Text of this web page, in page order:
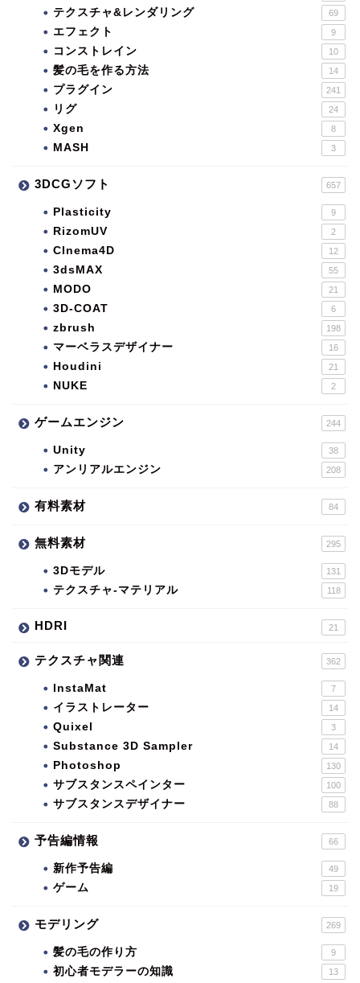
テクスチャ&レンダリング 69
エフェクト 9
コンストレイン 10
髪の毛を作る方法 14
プラグイン 241
リグ 24
Xgen 8
MASH 3
3DCGソフト 657
Plasticity 9
RizomUV 2
CInema4D 12
3dsMAX 55
MODO 21
3D-COAT 6
zbrush 198
マーベラスデザイナー 16
Houdini 21
NUKE 2
ゲームエンジン 244
Unity 38
アンリアルエンジン 208
有料素材 84
無料素材 295
3Dモデル 131
テクスチャ-マテリアル 118
HDRI 21
テクスチャ関連 362
InstaMat 7
イラストレーター 14
Quixel 3
Substance 3D Sampler 14
Photoshop 130
サブスタンスペインター 100
サブスタンスデザイナー 88
予告編情報 66
新作予告編 49
ゲーム 19
モデリング 269
髪の毛の作り方 9
初心者モデラーの知識 13